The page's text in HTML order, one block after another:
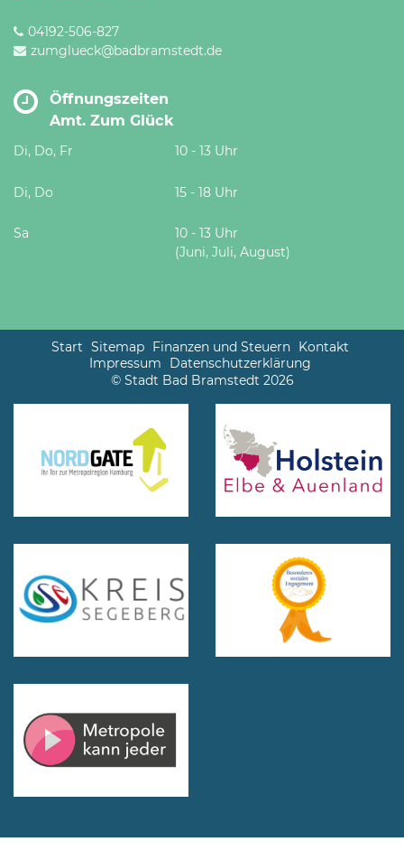
04192-506-827
zumglueck@badbramstedt.de
Öffnungszeiten
Amt. Zum Glück
Di, Do, Fr 10 - 13 Uhr
Di, Do 15 - 18 Uhr
Sa
10 - 13 Uhr
(Juni, Juli, August)
Start Sitemap Finanzen und Steuern Kontakt
Impressum
Datenschutzerklärung
© Stadt Bad Bramstedt 2026